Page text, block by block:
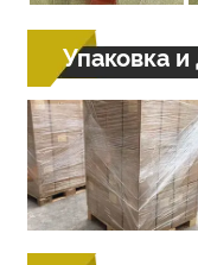
Упаковка и